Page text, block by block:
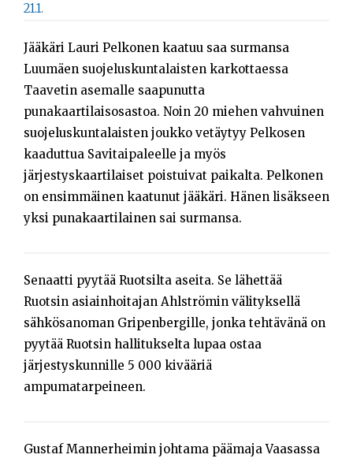
21.1.
Jääkäri Lauri Pelkonen kaatuu saa surmansa
Luumäen suojeluskuntalaisten karkottaessa
Taavetin asemalle saapunutta
punakaartilaisosastoa. Noin 20 miehen vahvuinen
suojeluskuntalaisten joukko vetäytyy Pelkosen
kaaduttua Savitaipaleelle ja myös
järjestyskaartilaiset poistuivat paikalta. Pelkonen
on ensimmäinen kaatunut jääkäri. Hänen lisäkseen
yksi punakaartilainen sai surmansa.
Senaatti pyytää Ruotsilta aseita. Se lähettää
Ruotsin asiainhoitajan Ahlströmin välityksellä
sähkösanoman Gripenbergille, jonka tehtävänä on
pyytää Ruotsin hallitukselta lupaa ostaa
järjestyskunnille 5 000 kivääriä
ampumatarpeineen.
Gustaf Mannerheimin johtama päämaja Vaasassa